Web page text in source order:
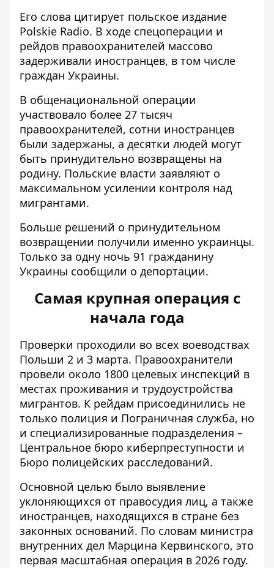
Его слова цитирует польское издание
Рolskie Radio. В ходе спецоперации и
рейдов правоохранителей массово
задерживали иностранцев, в том числе
граждан Украины.
В общенациональной операции
участвовало более 27 тысяч
правоохранителей, сотни иностранцев
были задержаны, а десятки людей могут
быть принудительно возвращены на
родину. Польские власти заявляют о
максимальном усилении контроля над
мигрантами.
Больше решений о принудительном
возвращении получили именно украинцы.
Только за одну ночь 91 гражданину
Украины сообщили о депортации.
Самая крупная операция с
начала года
Проверки проходили во всех воеводствах
Польши 2 и 3 марта. Правоохранители
провели около 1800 целевых инспекций в
местах проживания и трудоустройства
мигрантов. К рейдам присоединились не
только полиция и Пограничная служба, но
и специализированные подразделения –
Центральное бюро киберпреступности и
Бюро полицейских расследований.
Основной целью было выявление
уклоняющихся от правосудия лиц, а также
иностранцев, находящихся в стране без
законных оснований. По словам министра
внутренних дел Марцина Кервинского, это
первая масштабная операция в 2026 году.